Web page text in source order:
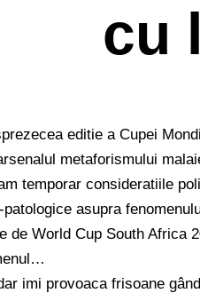
cu
editie a Cupei
metaforismului
temporar consideratiile
asupra
de World Cup South Africa
imi provoaca frisoane